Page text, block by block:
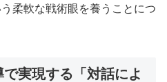
柔軟な戦術眼を養うことにつ
実現する「対話によ